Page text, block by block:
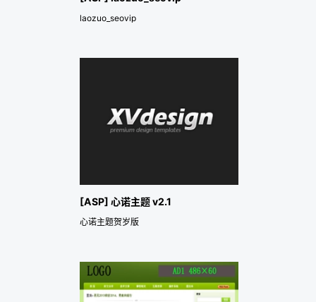
laozuo_seovip
[ASP] 心诺主题 v2.1
心诺主题贺岁版